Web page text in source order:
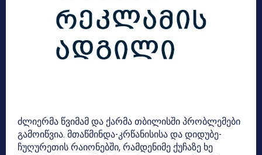
ძლიერმა წვიმამ და ქარმა თბილისში პრობლემები
გამოიწვია. მთაწმინდა-კრწანისისა და დიდუბე-
ჩუღურეთის რაიონებში, რამდენიმე ქუჩაზე ხე